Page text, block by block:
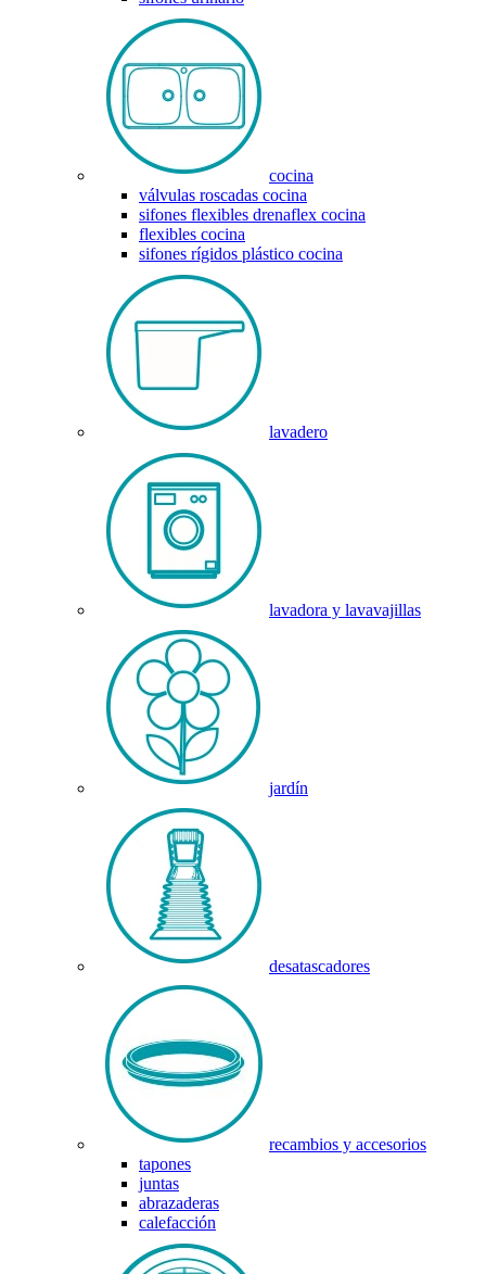
cocina
válvulas roscadas cocina
sifones flexibles drenaflex cocina
flexibles cocina
sifones rígidos plástico cocina
lavadero
lavadora y lavavajillas
jardín
desatascadores
recambios y accesorios
tapones
juntas
abrazaderas
calefacción